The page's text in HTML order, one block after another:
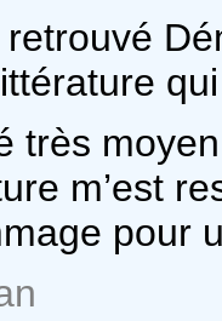
très
m’est
pour